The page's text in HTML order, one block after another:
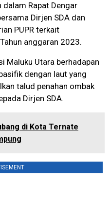
Rapat Dengar
Dirjen SDA dan
PUPR terkait
anggaran 2023.
Maluku Utara berhadapan
dengan laut yang
talud penahan ombak
Dirjen SDA.
di Kota Ternate